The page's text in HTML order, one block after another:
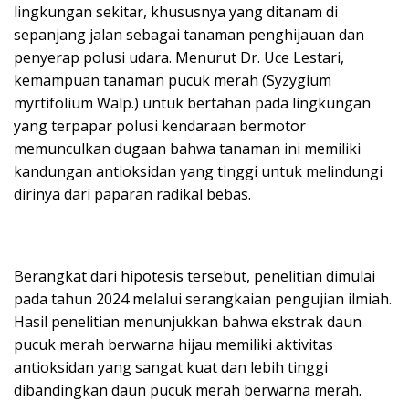
lingkungan sekitar, khususnya yang ditanam di
sepanjang jalan sebagai tanaman penghijauan dan
penyerap polusi udara. Menurut Dr. Uce Lestari,
kemampuan tanaman pucuk merah (Syzygium
myrtifolium Walp.) untuk bertahan pada lingkungan
yang terpapar polusi kendaraan bermotor
memunculkan dugaan bahwa tanaman ini memiliki
kandungan antioksidan yang tinggi untuk melindungi
dirinya dari paparan radikal bebas.
Berangkat dari hipotesis tersebut, penelitian dimulai
pada tahun 2024 melalui serangkaian pengujian ilmiah.
Hasil penelitian menunjukkan bahwa ekstrak daun
pucuk merah berwarna hijau memiliki aktivitas
antioksidan yang sangat kuat dan lebih tinggi
dibandingkan daun pucuk merah berwarna merah.